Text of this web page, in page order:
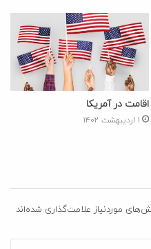
اقامت در آمریکا
۱ اردیبهشت ۱۴۰۲
موردنیاز علامت‌گذاری شده‌اند